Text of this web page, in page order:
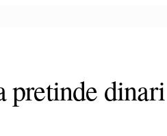
pretinde